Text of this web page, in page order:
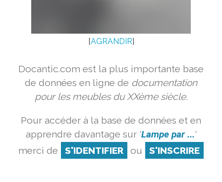
[AGRANDIR]
Docantic.com est la plus importante base
de données en ligne de documentation
pour les meubles du XXème siècle.
Pour accéder à la base de données et en
apprendre davantage sur 'Lampe par ...'
merci de
S'IDENTIFIER ou S'INSCRIRE